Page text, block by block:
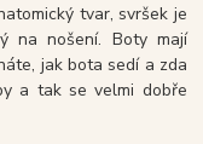
tvar, svršek je
na nošení. Boty mají
jak bota sedí a zda
a tak se velmi dobře